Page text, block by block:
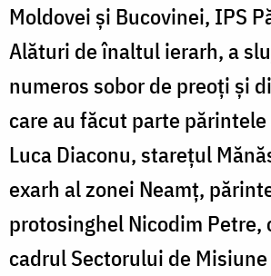
Moldovei şi Bucovinei, IPS
Alături de înaltul ierarh, a
numeros sobor de preoţi şi
care au făcut parte
Luca Diaconu, stareţul
exarh al zonei Neamţ,
protosinghel Nicodim Petre,
cadrul Sectorului de